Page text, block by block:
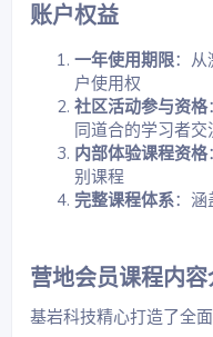
账户权益​
一年使用期限：
户使用权​
社区活动参与资格
同道合的学习者交
内部体验课程资格
别课程​
完整课程体系：
营地会员课程内
基岩科技精心打造了全